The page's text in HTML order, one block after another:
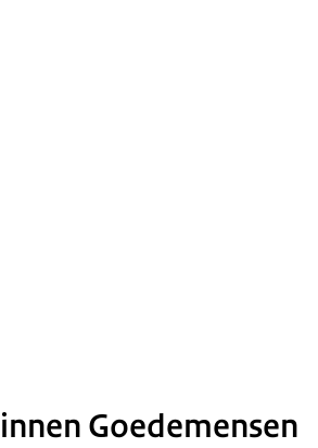
van Emma at Work
Goedemensen